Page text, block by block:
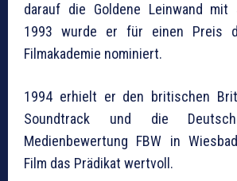
darauf die Goldene Leinwand mit
1993 wurde er für einen Preis
Filmakademie nominiert.
1994 erhielt er den britischen
Soundtrack und die
Medienbewertung FBW in
Film das Prädikat wertvoll.